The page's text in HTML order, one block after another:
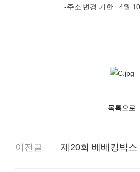
-주소 변경 기한 : 4월
목록으로
이전글 제20회 베베킹박스